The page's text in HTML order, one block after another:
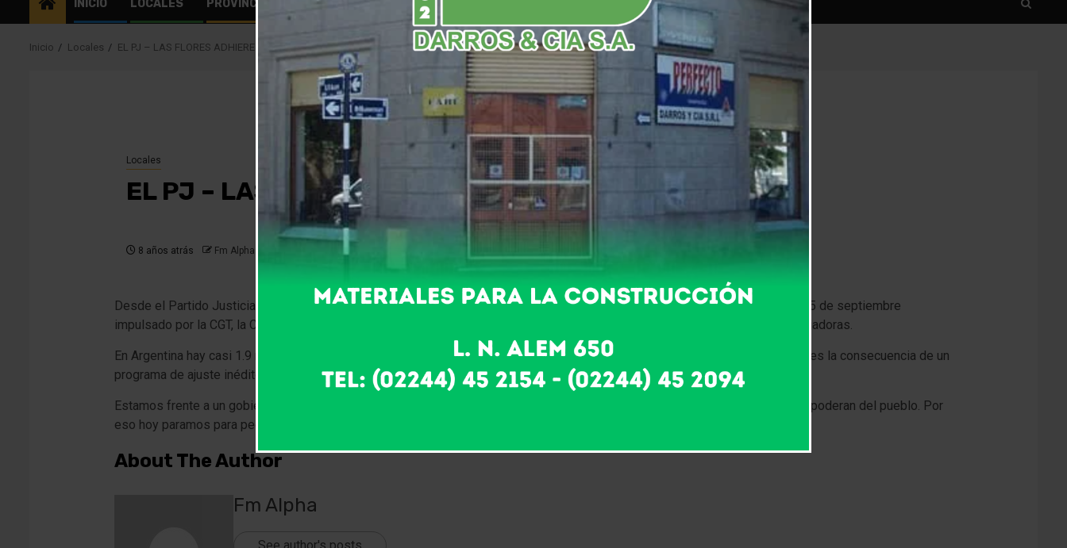
INICIO LOCALES PROVINCIALES EL MUNDO POLICIALES
Inicio Locales EL PJ – LAS FLORES ADHIERE AL PARO NACIONAL
Locales
EL PJ – LAS FLORES ADHIERE AL PARO NACIONAL
8 años atrás Fm Alpha
Desde el Partido Justicialista de Las Flores acompañamos la convocatoria al Paro Nacional que se lleva a cabo hoy martes 25 de septiembre
impulsado por la CGT, la CTA y distintas organizaciones en defensa del derecho al empleo y de todos los trabajadores y trabajadoras.
En Argentina hay casi 1.9 millones de personas sin trabajo. La desocupación pisando los dos dígitos no es producto del azar, es la consecuencia de un
programa de ajuste inédito en la historia de nuestro país.
Estamos frente a un gobierno que rompió el récord mundial de promesas incumplidas, mientras la pobreza y la exclusión se apoderan del pueblo. Por
eso hoy paramos para pedirles a ellos que paren de hipotecar el presente y el futuro de los Argentinos.
About The Author
Fm Alpha